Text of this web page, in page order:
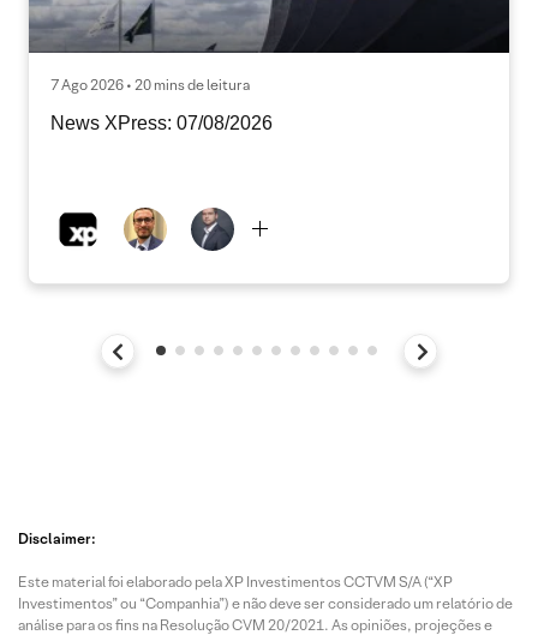
7 Ago 2026 • 20 mins de leitura
News XPress: 07/08/2026
Disclaimer:
Este material foi elaborado pela XP Investimentos CCTVM S/A (“XP
Investimentos” ou “Companhia”) e não deve ser considerado um relatório de
análise para os fins na Resolução CVM 20/2021. As opiniões, projeções e